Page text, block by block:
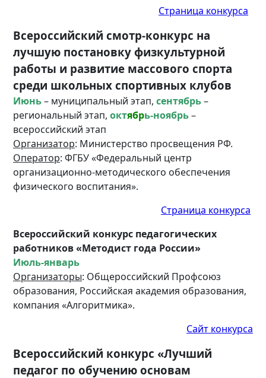
Страница конкурса
Всероссийский смотр-конкурс на
лучшую постановку физкультурной
работы и развитие массового спорта
среди школьных спортивных клубов
Июнь– муниципальный этап, сентябрь–
региональный этап, октябрь-ноябрь–
всероссийский этап
Организатор: Министерство просвещения РФ.
Оператор: ФГБУ «Федеральный центр
организационно-методического обеспечения
физического воспитания».
Страница конкурса
Всероссийский конкурс педагогических
работников «Методист года России»
Июль-январь
Организаторы: Общероссийский Профсоюз
образования, Российская академия образования,
компания «Алгоритмика».
Сайт конкурса
Всероссийский конкурс «Лучший
педагог по обучению основам